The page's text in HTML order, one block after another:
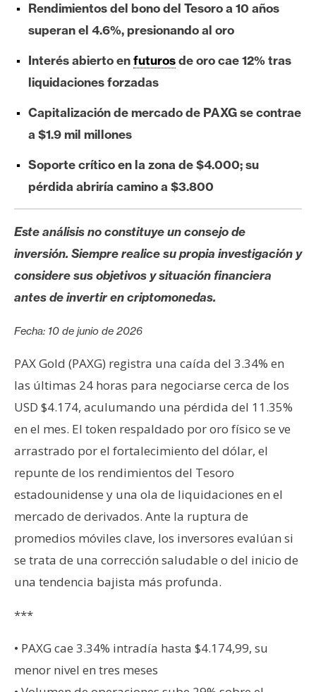
i
s
s
N
o
a
s
d
P
r
e
n
a
m
a
s
R
e
c
r
s
C
o
Rendimientos del bono del Tesoro a 10 años
superan el 4.6%, presionando al oro
Interés abierto enfuturosde oro cae 12% tras
liquidaciones forzadas
Capitalización de mercado de PAXG se contrae
a $1.9 mil millones
Soporte crítico en la zona de $4.000; su
pérdida abriría camino a $3.800
Este análisis no constituye un consejo de
inversión. Siempre realice su propia investigación y
considere sus objetivos y situación financiera
antes de invertir en criptomonedas.
Fecha: 10 de junio de 2026
PAX Gold (PAXG) registra una caída del 3.34% en
las últimas 24 horas para negociarse cerca de los
USD $4.174, aculumando una pérdida del 11.35%
en el mes. El token respaldado por oro físico se ve
arrastrado por el fortalecimiento del dólar, el
repunte de los rendimientos del Tesoro
estadounidense y una ola de liquidaciones en el
mercado de derivados. Ante la ruptura de
promedios móviles clave, los inversores evalúan si
se trata de una corrección saludable o del inicio de
una tendencia bajista más profunda.
***
• PAXG cae 3.34% intradía hasta $4.174,99, su
menor nivel en tres meses